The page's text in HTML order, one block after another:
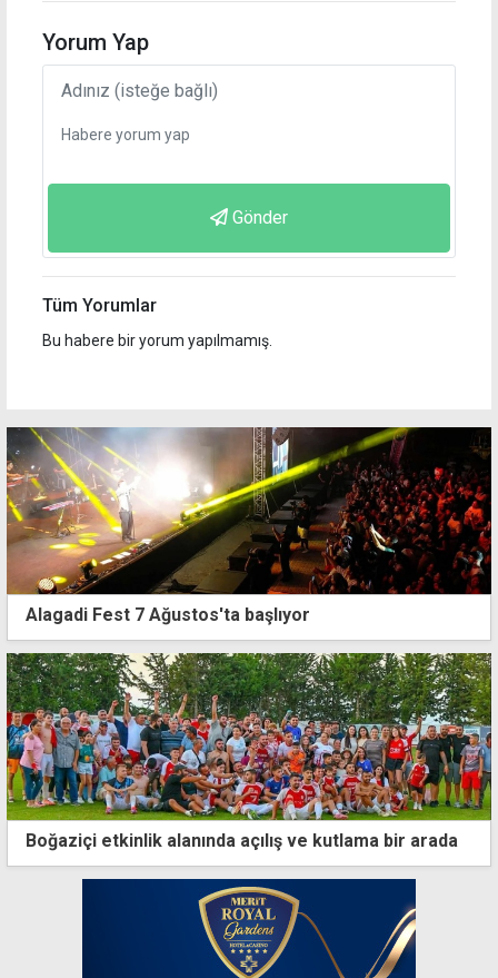
Yorum Yap
Gönder
Tüm Yorumlar
Bu habere bir yorum yapılmamış.
Alagadi Fest 7 Ağustos'ta başlıyor
Boğaziçi etkinlik alanında açılış ve kutlama bir arada